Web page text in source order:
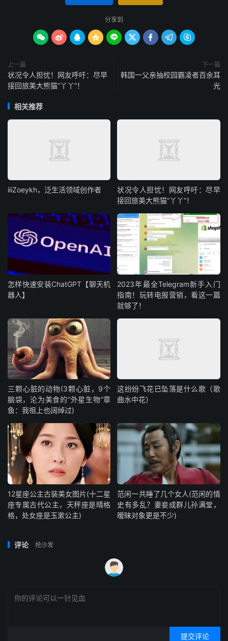
分享到
        
上一篇
状况令人担忧！网友呼吁：尽早
接回旅美大熊猫“丫丫”！
下一篇
韩国一父亲抽校园霸凌者百余耳
光
相关推荐
iiiZoeykh，泛生活领域创作者
状况令人担忧！网友呼吁：尽早
接回旅美大熊猫“丫丫”！
怎样快速安装ChatGPT【聊天机
器人】
2023年最全Telegram新手入门
指南！玩转电报营销，看这一篇
就够了！
三颗心脏的动物(3颗心脏，9个
脑袋，沦为美食的“外星生物”章
鱼：我祖上也阔绰过)
这纷纷飞花已坠落是什么歌（歌
曲水中花）
12星座公主古装美女图片(十二星
座专属古代公主，天秤座是晴格
格，处女座是玉漱公主)
范闲一共睡了几个女人(范闲的情
史有多乱？妻妾成群儿孙满堂，
暧昧对象更是不少)
评论 抢沙发
提交评论